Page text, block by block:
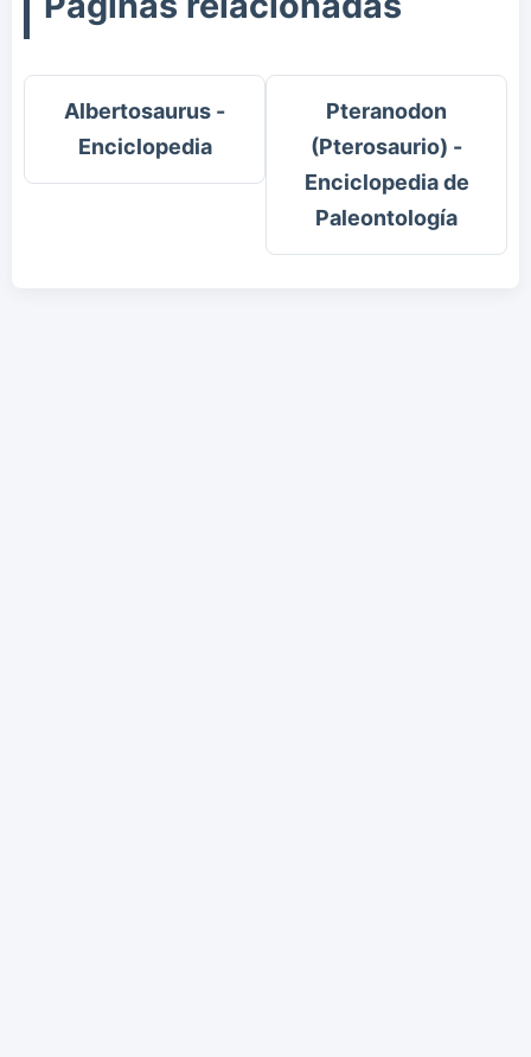
Albertosaurus -
Enciclopedia
Pteranodon
(Pterosaurio) -
Enciclopedia de
Paleontología